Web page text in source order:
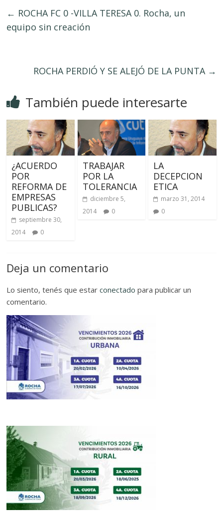
← ROCHA FC 0 -VILLA TERESA 0. Rocha, un
equipo sin creación
ROCHA PERDIÓ Y SE ALEJÓ DE LA PUNTA →
También puede interesarte
¿ACUERDO
POR
REFORMA DE
EMPRESAS
PUBLICAS?
septiembre 30,
2014
0
TRABAJAR
POR LA
TOLERANCIA
diciembre 5,
2014
0
LA
DECEPCION
ETICA
marzo 31, 2014
0
Deja un comentario
Lo siento, tenés que estarconectado para publicar un
comentario.